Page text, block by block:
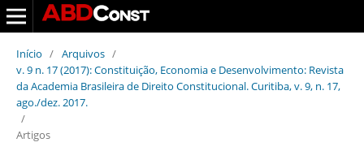
Início / Arquivos /
v. 9 n. 17 (2017): Constituição, Economia e Desenvolvimento: Revista
da Academia Brasileira de Direito Constitucional. Curitiba, v. 9, n. 17,
ago./dez. 2017.
/
Artigos